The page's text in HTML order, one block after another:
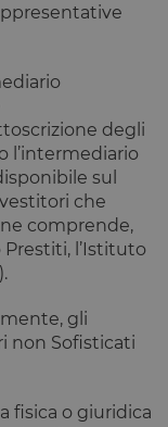
degli
l’intermediario
sul
che
comprende,
l’Istituto
gli
non Sofisticati
fisica o giuridica